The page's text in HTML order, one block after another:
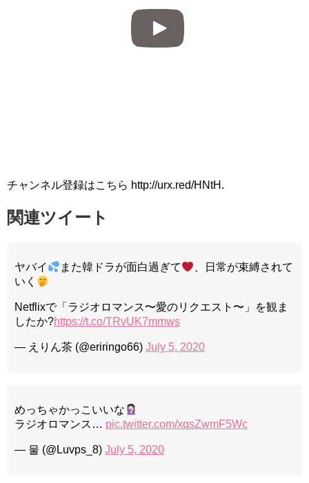
チャンネル登録はこちら http://urx.red/HNtH.
関連ツイート
ヤバイ また韓ドラが面白過ぎて
、日常が束縛されて
いく
Netflixで「ラジオロマンス〜愛のリクエスト〜」を観ま
したか?https://t.co/TRvUK7mmws
— えりん茶 (@eriringo66) July 5, 2020
めっちゃかっこいいな
ラジオロマンス… pic.twitter.com/xqsZwmF5Wc
— 물 (@Luvps_8) July 5, 2020